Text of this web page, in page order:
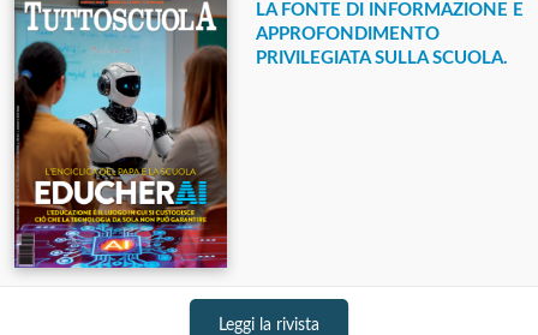
LA FONTE DI INFORMAZIONE E
APPROFONDIMENTO
PRIVILEGIATA SULLA SCUOLA.
Leggi la rivista